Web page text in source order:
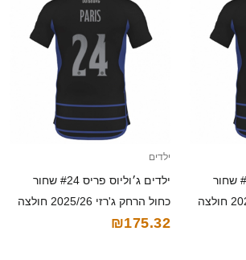
ילדים ג'יהאן מסלינג #1 שחור
כחול הרחק ג'רזי 2025/26 חולצה
ילדים
ילדים ג׳וליוס פריס #24 שחור
כחול הרחק ג'רזי 2025/26 חולצה
קצרה
₪175.32